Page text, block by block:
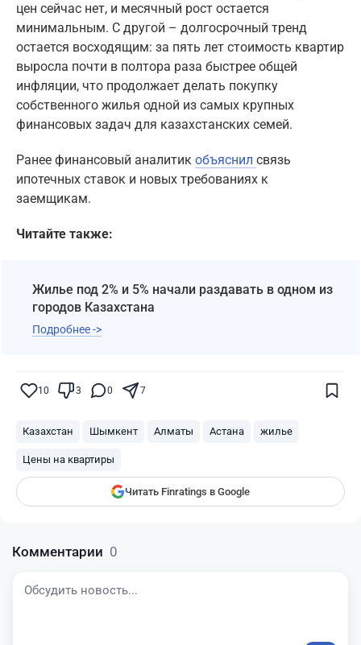
цен сейчас нет, и месячный рост остается
минимальным. С другой – долгосрочный тренд
остается восходящим: за пять лет стоимость квартир
выросла почти в полтора раза быстрее общей
инфляции, что продолжает делать покупку
собственного жилья одной из самых крупных
финансовых задач для казахстанских семей.
Ранее финансовый аналитик объяснил связь
ипотечных ставок и новых требованиях к
заемщикам.
Читайте также:
Жилье под 2% и 5% начали раздавать в одном из
городов Казахстана
Подробнее ->
10 3 0 7
Казахстан Шымкент Алматы Астана жилье
Цены на квартиры
Читать Finratings в Google
Поставьте галочку рядом с
— и наши материалы будут чаще
Комментарии 0